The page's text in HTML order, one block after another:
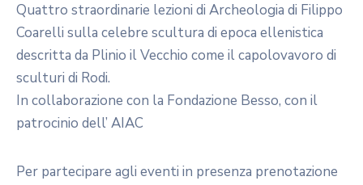
Quattro straordinarie lezioni di Archeologia di Filippo
Coarelli sulla celebre scultura di epoca ellenistica
descritta da Plinio il Vecchio come il capolovavoro di
sculturi di Rodi.
In collaborazione con la Fondazione Besso, con il
patrocinio dell’ AIAC
Per partecipare agli eventi in presenza prenotazione